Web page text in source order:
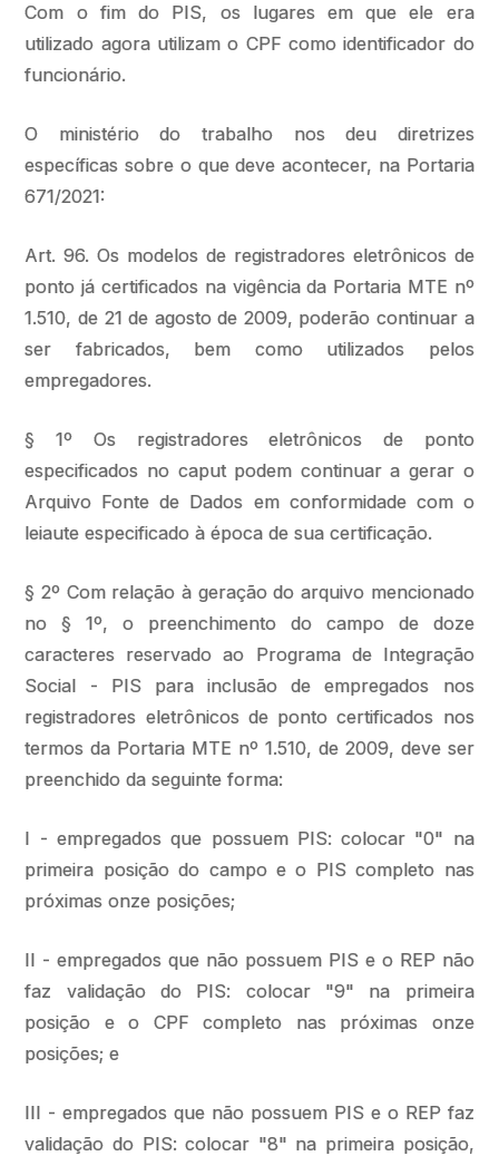
Com o fim do PIS, os lugares em que ele era
utilizado agora utilizam o CPF como identificador do
funcionário.
O ministério do trabalho nos deu diretrizes
específicas sobre o que deve acontecer, na Portaria
671/2021:
Art. 96. Os modelos de registradores eletrônicos de
ponto já certificados na vigência da Portaria MTE nº
1.510, de 21 de agosto de 2009, poderão continuar a
ser fabricados, bem como utilizados pelos
empregadores.
§ 1º Os registradores eletrônicos de ponto
especificados no caput podem continuar a gerar o
Arquivo Fonte de Dados em conformidade com o
leiaute especificado à época de sua certificação.
§ 2º Com relação à geração do arquivo mencionado
no § 1º, o preenchimento do campo de doze
caracteres reservado ao Programa de Integração
Social - PIS para inclusão de empregados nos
registradores eletrônicos de ponto certificados nos
termos da Portaria MTE nº 1.510, de 2009, deve ser
preenchido da seguinte forma:
I - empregados que possuem PIS: colocar "0" na
primeira posição do campo e o PIS completo nas
próximas onze posições;
II - empregados que não possuem PIS e o REP não
faz validação do PIS: colocar "9" na primeira
posição e o CPF completo nas próximas onze
posições; e
III - empregados que não possuem PIS e o REP faz
validação do PIS: colocar "8" na primeira posição,